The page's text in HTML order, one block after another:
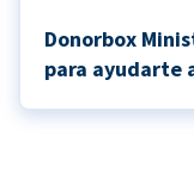
Donorbox
para ayudarte